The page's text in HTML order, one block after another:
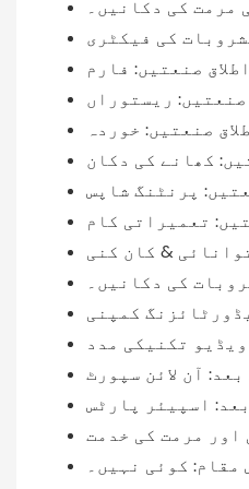
مرمت کی دکانیں۔
کی فیکٹری
صنعتیں: فارم
صنعتیں: ریستوراں
صنعتیں: خوردہ
کھانے کی دکان
پرنٹنگ شاپس
& کان کنی
کی دکانیں۔
کمپنی
تکنیکی مدد
آن لائن سپورٹ
اسپیئر پارٹس
اور مرمت کی خدمت
مقام: کوئی نہیں۔